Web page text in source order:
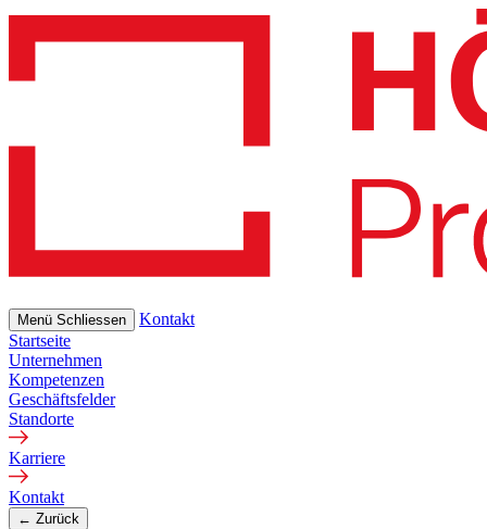
Skip
content
Menü Schliessen
Kontakt
Startseite
Unternehmen
Kompetenzen
Geschäftsfelder
Standorte
Karriere
Kontakt
← Zurück